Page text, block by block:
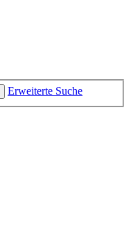
Erweiterte Suche